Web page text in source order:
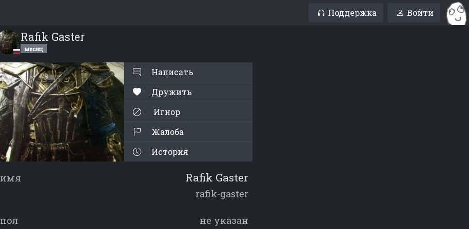
Поддержка Войти
Rafik Gaster
месяц
Написать
Дружить
Игнор
Жалоба
История
имя Rafik Gaster
rafik-gaster
пол не указан